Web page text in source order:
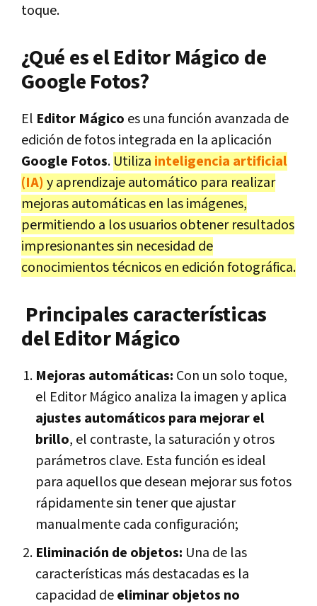
toque.
¿Qué es el Editor Mágico de
Google Fotos?
El Editor Mágico es una función avanzada de
edición de fotos integrada en la aplicación
Google Fotos. Utiliza inteligencia artificial
(IA) y aprendizaje automático para realizar
mejoras automáticas en las imágenes,
permitiendo a los usuarios obtener resultados
impresionantes sin necesidad de
conocimientos técnicos en edición fotográfica.
Principales características
del Editor Mágico
Mejoras automáticas: Con un solo toque,
el Editor Mágico analiza la imagen y aplica
ajustes automáticos para mejorar el
brillo, el contraste, la saturación y otros
parámetros clave. Esta función es ideal
para aquellos que desean mejorar sus fotos
rápidamente sin tener que ajustar
manualmente cada configuración;
Eliminación de objetos: Una de las
características más destacadas es la
capacidad deeliminar objetos no